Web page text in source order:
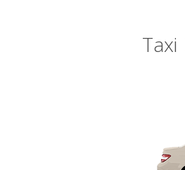
Taxi